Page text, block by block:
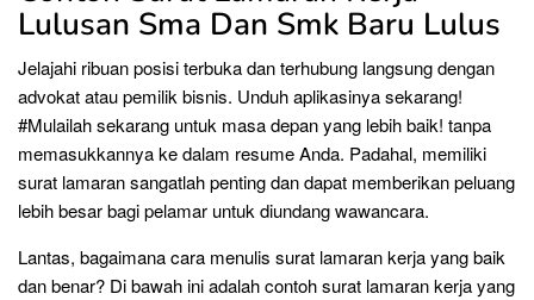
Lulusan Sma Dan Smk Baru Lulus
Jelajahi ribuan posisi terbuka dan terhubung langsung dengan
advokat atau pemilik bisnis. Unduh aplikasinya sekarang!
#Mulailah sekarang untuk masa depan yang lebih baik! tanpa
memasukkannya ke dalam resume Anda. Padahal, memiliki
surat lamaran sangatlah penting dan dapat memberikan peluang
lebih besar bagi pelamar untuk diundang wawancara.
Lantas, bagaimana cara menulis surat lamaran kerja yang baik
dan benar? Di bawah ini adalah contoh surat lamaran kerja yang